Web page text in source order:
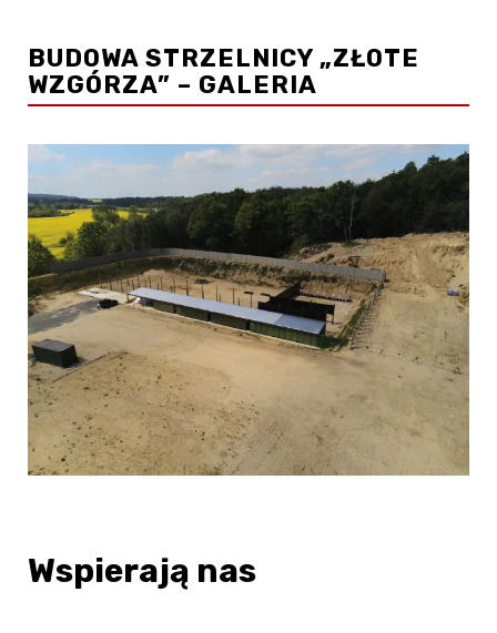
BUDOWA STRZELNICY „ZŁOTE
WZGÓRZA” – GALERIA
Wspierają nas